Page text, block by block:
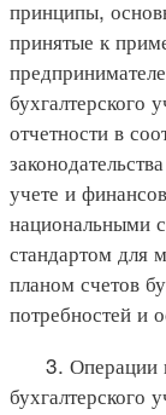
принципы,
принятые к
бухгалтерского
отчетности в
учете и
национальными
стандартом для
планом счетов
потребностей и
3. Операции и
бухгалтерского